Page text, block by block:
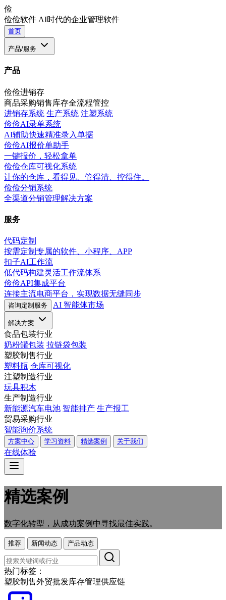
俭
俭俭软件 AI时代的企业管理软件
首页
产品/服务
产品
俭俭进销存
商品采购销售库存全流程管控
进销存系统 生产系统 注塑系统
俭俭AI录单系统
AI辅助快速精准录入单据
俭俭AI报价单助手
一键报价，轻松拿单
俭俭仓库可视化系统
让你的仓库，看得见、管得清、控得住。
俭俭分销系统
全渠道分销管理解决方案
服务
代码定制
按需定制专属的软件、小程序、APP
扣子AI工作流
低代码构建灵活工作流体系
俭俭API集成平台
连接主流电商平台，实现数据无缝同步
咨询定制服务 AI 智能体市场
解决方案
食品包装行业
奶粉罐包装 拉链袋包装
塑胶制售行业
塑料瓶 仓库可视化
注塑制造行业
玩具积木
生产制造行业
新能源汽车电池 智能排产 生产报工
贸易采购行业
智能询价系统
方案中心 学习资料 精选案例 关于我们
在线体验
精选案例
数字化转型，从成功案例中寻找最佳实践。
推荐 新闻动态 产品动态
热门标签：
塑胶制售外贸批发库存管理供应链